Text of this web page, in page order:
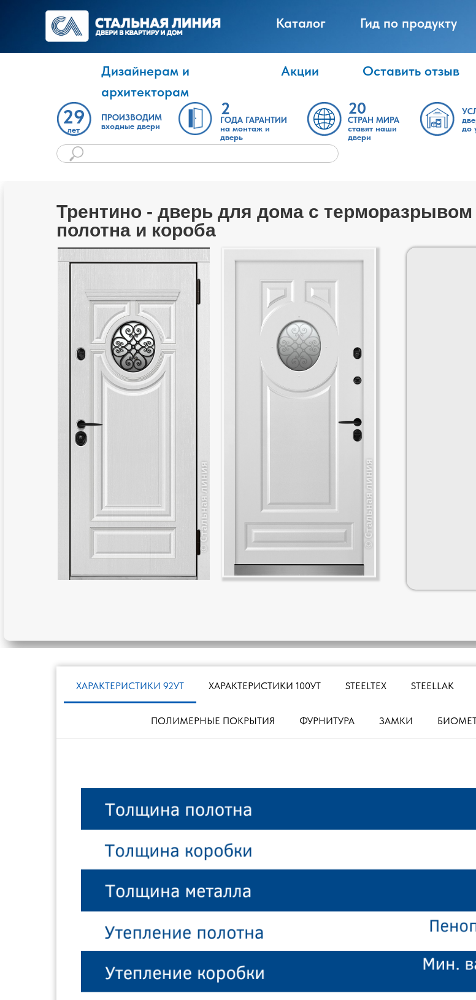
Акции
Дизайнерам и
архитекторам
Каталог Гид по продукту
Оставить отзыв
ПРОИЗВОДИМ
входные двери
29
лет
20
СТРАН МИРА
ставят наши
двери
ГОДА ГАРАНТИИ
на монтаж и
дверь
2
до
Трентино - дверь для дома с терморазрывом
полотна и короба
ХАРАКТЕРИСТИКИ 92УТ ХАРАКТЕРИСТИКИ 100УТ STEELTEX STEELLAK
ПОЛИМЕРНЫЕ ПОКРЫТИЯ ФУРНИТУРА ЗАМКИ